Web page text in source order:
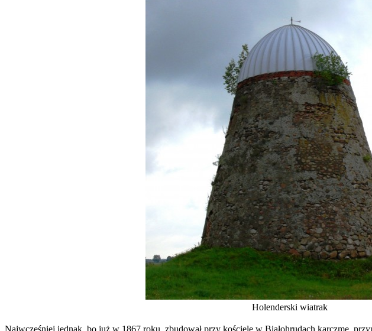
Holenderski wiatrak
Najwcześniej jednak, bo już w 1867 roku, zbudował przy kościele w Białohrudach karczmę,